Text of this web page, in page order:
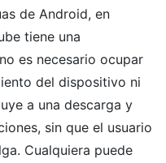
de Android, en
tiene una
es necesario ocupar
del dispositivo ni
a una descarga y
sin que el usuario
Cualquiera puede